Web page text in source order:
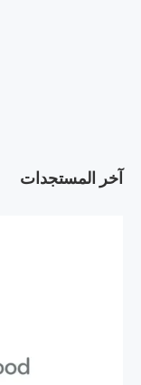
آخر المستجدات